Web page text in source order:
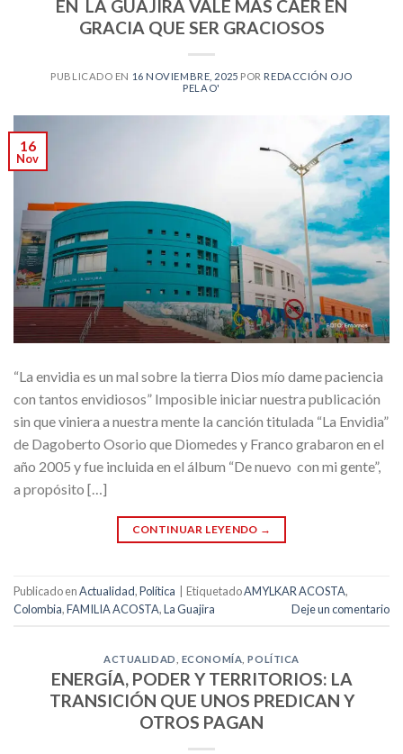
EN LA GUAJIRA VALE MÁS CAER EN
GRACIA QUE SER GRACIOSOS
PUBLICADO EN 16 NOVIEMBRE, 2025 POR REDACCIÓN OJO
PELAO'
16
Nov
“La envidia es un mal sobre la tierra Dios mío dame paciencia
con tantos envidiosos” Imposible iniciar nuestra publicación
sin que viniera a nuestra mente la canción titulada “La Envidia”
de Dagoberto Osorio que Diomedes y Franco grabaron en el
año 2005 y fue incluida en el álbum “De nuevo con mi gente”,
a propósito […]
CONTINUAR LEYENDO →
Publicado enActualidad,Política EtiquetadoAMYLKAR ACOSTA,
Colombia,FAMILIA ACOSTA,La Guajira Deje un comentario
ACTUALIDAD ECONOMÍA ,POLÍTICA
ENERGÍA, PODER Y TERRITORIOS: LA
TRANSICIÓN QUE UNOS PREDICAN Y
OTROS PAGAN